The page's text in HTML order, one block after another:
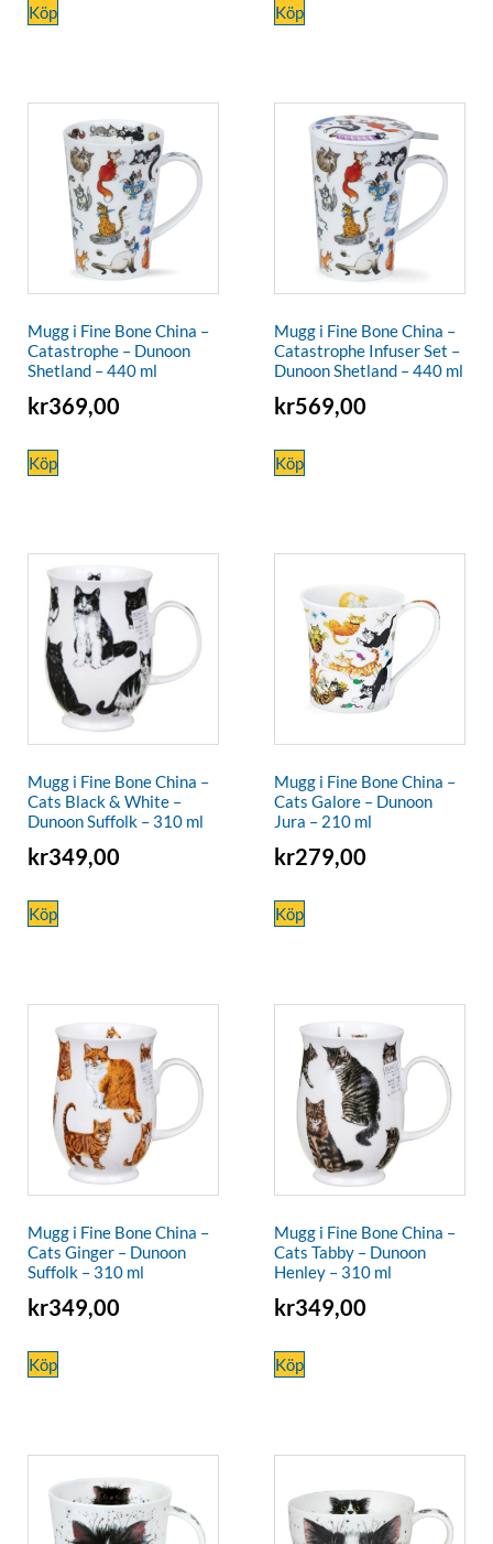
Köp Köp
Mugg i Fine Bone China –
Catastrophe – Dunoon
Shetland – 440 ml
kr369,00
Köp
Mugg i Fine Bone China –
Catastrophe Infuser Set –
Dunoon Shetland – 440 ml
kr569,00
Köp
Mugg i Fine Bone China –
Cats Black & White –
Dunoon Suffolk – 310 ml
kr349,00
Köp
Mugg i Fine Bone China –
Cats Galore – Dunoon
Jura – 210 ml
kr279,00
Köp
Mugg i Fine Bone China –
Cats Ginger – Dunoon
Suffolk – 310 ml
kr349,00
Köp
Mugg i Fine Bone China –
Cats Tabby – Dunoon
Henley – 310 ml
kr349,00
Köp